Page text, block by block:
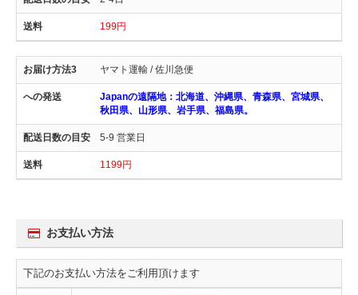
199円
ヤマト運輸 / 佐川急便
Japanの遠隔地：北海道、沖縄県、青森県、宮城県、
秋田県、山形県、岩手県、福島県。
5-9 営業日
1199円
お支払い方法
下記のお支払い方法をご利用頂けます